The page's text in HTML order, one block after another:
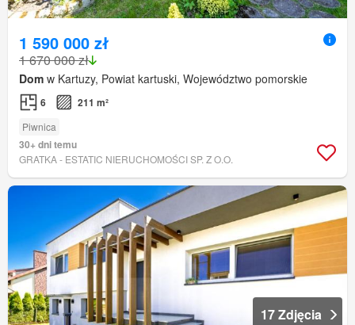
1 590 000 zł
1 670 000 zł
Dom w Kartuzy, Powiat kartuski, Województwo pomorskie
6 211 m²
Piwnica
30+ dni temu
GRATKA - ESTATIC NIERUCHOMOŚCI SP. Z O.O.
17 Zdjęcia